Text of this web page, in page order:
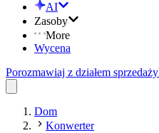
AI
Zasoby
More
Wycena
Porozmawiaj z działem sprzedaży
Dom
Konwerter